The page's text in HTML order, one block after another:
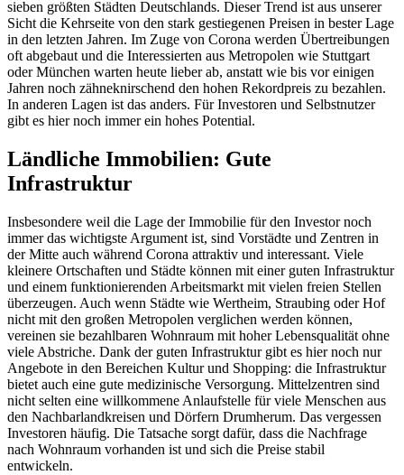
sieben größten Städten Deutschlands. Dieser Trend ist aus unserer
Sicht die Kehrseite von den stark gestiegenen Preisen in bester Lage
in den letzten Jahren. Im Zuge von Corona werden Übertreibungen
oft abgebaut und die Interessierten aus Metropolen wie Stuttgart
oder München warten heute lieber ab, anstatt wie bis vor einigen
Jahren noch zähneknirschend den hohen Rekordpreis zu bezahlen.
In anderen Lagen ist das anders. Für Investoren und Selbstnutzer
gibt es hier noch immer ein hohes Potential.
Ländliche Immobilien: Gute
Infrastruktur
Insbesondere weil die Lage der Immobilie für den Investor noch
immer das wichtigste Argument ist, sind Vorstädte und Zentren in
der Mitte auch während Corona attraktiv und interessant. Viele
kleinere Ortschaften und Städte können mit einer guten Infrastruktur
und einem funktionierenden Arbeitsmarkt mit vielen freien Stellen
überzeugen. Auch wenn Städte wie Wertheim, Straubing oder Hof
nicht mit den großen Metropolen verglichen werden können,
vereinen sie bezahlbaren Wohnraum mit hoher Lebensqualität ohne
viele Abstriche. Dank der guten Infrastruktur gibt es hier noch nur
Angebote in den Bereichen Kultur und Shopping: die Infrastruktur
bietet auch eine gute medizinische Versorgung. Mittelzentren sind
nicht selten eine willkommene Anlaufstelle für viele Menschen aus
den Nachbarlandkreisen und Dörfern Drumherum. Das vergessen
Investoren häufig. Die Tatsache sorgt dafür, dass die Nachfrage
nach Wohnraum vorhanden ist und sich die Preise stabil
entwickeln.